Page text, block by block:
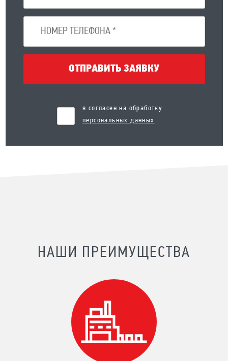
ОТПРАВИТЬ ЗАЯВКУ
я согласен на обработку
персональных данных
НАШИ ПРЕИМУЩЕСТВА